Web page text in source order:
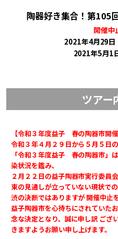
陶器好き集合！第105
開催中
2021年4月29日
2021年5月1
ツアー
【令和３年度益子 春の陶器市開
令和３年４月２９日から５月５日
「令和３年度益子 春の陶器市」
染状況を鑑み、
２月２２日の益子陶器市実行委員
束の見通しが立っていない現状で
渋の決断ではありますが 開催中止
益子陶器市を心待ちにされていた
念な決定となり、誠に申し訳 ござ
きますようお願い申し上げます。